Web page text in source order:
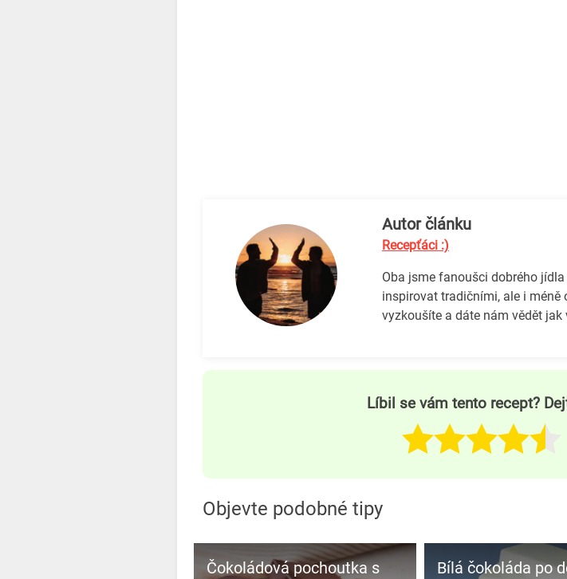
Autor článku
Recepťáci :)
Oba jsme fanoušci dobrého
inspirovat tradičními, ale i méně
vyzkoušíte a dáte nám vědět
Líbil se vám tento recept?
Objevte podobné tipy
Čokoládová pochoutka s
Bílá čokoláda po